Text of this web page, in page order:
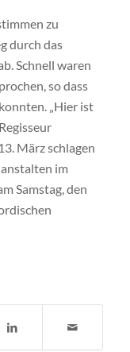
zu
durch das
Schnell waren
so dass
„Hier ist
März schlagen
im
Samstag, den